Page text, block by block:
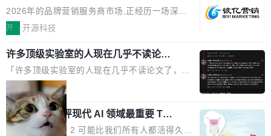
东西：一个带网页上下文的聊天框。 它们能读取
页面的文本，然后把文本丢给大模型，再返回一
段回答。仅此而已。 这当然有用，但总觉得差点
意思。比如我在一个后台管理系统里，需要填50
个表单字段，每个字段还有联动逻辑；比如我
想...
造，整机长度仅16厘米，提供1600W额定功率
与80PLUS钛金能效；支持ATX 3.1与PCIe 5.1
规范，结合服务器级元件、完善供电线材与内置
实时LCD监控屏，可充分满足当下高阶PC主机
的严苛使用需求。 澎湃功率，紧凑机身 钛金雕1
600PG5 AI TOP具备强悍输出功率，同时实现
机身尺寸大幅精简。整机长度仅16厘米，属于同
功率段机身尺寸十分紧凑的1600W电源产品。小
巧机身有效提升市面主流标准A...
从流量思维到品牌资产思维的范式转移
2026年的品牌营销服务商市场,正经历一场深刻
的价值重构。全球全案品牌代理机构市场从2025
复合增长率达5.44%,预计2032年将突破120亿美
元。数字广告与公共关系相关服务市场更是从20
25年的8463亿美元扩张至2026年的8763亿美
元。数字的背后是一个清晰的事实——品牌对专
业化营销服务的需求从未如此迫切。 但市场扩容
的同时,服务商的竞争逻辑正在改变。2026年Top
开 开源科技
许多顶级实验室的人现在几乎不读论文
了
「许多顶级实验室的人现在几乎不读论文了，而
且他们认为 ICLR/ICML/NeurIPS 充斥着大量过
度宣传和欺诈。」 OpenAI 研究员 Keller Jorda
n 这条推文引发了广泛讨论。他不是在说风凉
话，他是说出了一个圈内人尽皆知但很少公开捅
局
xAI 前工程师评现代 AI 领域最重要 Top
3 开源项目
Flash Attention 2 可能比我们所有人都活得久。